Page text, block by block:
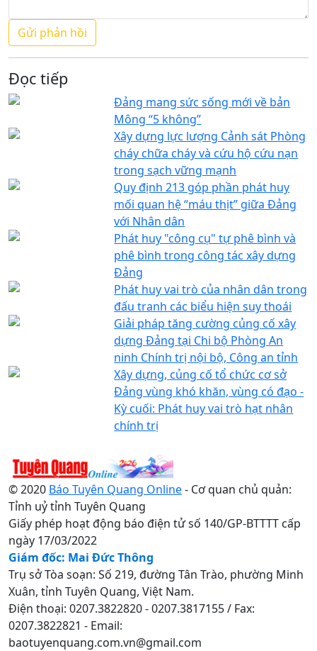
Đọc tiếp
Đảng mang sức sống mới về bản
Mông “5 không”
Xây dựng lực lượng Cảnh sát Phòng
cháy chữa cháy và cứu hộ cứu nạn
trong sạch vững mạnh
Quy định 213 góp phần phát huy
mối quan hệ “máu thịt” giữa Đảng
với Nhân dân
Phát huy "công cụ" tự phê bình và
phê bình trong công tác xây dựng
Đảng
Phát huy vai trò của nhân dân trong
đấu tranh các biểu hiện suy thoái
Giải pháp tăng cường củng cố xây
dựng Đảng tại Chi bộ Phòng An
ninh Chính trị nội bộ, Công an tỉnh
Xây dựng, củng cố tổ chức cơ sở
Đảng vùng khó khăn, vùng có đạo -
Kỳ cuối: Phát huy vai trò hạt nhân
chính trị
© 2020 Báo Tuyên Quang Online- Cơ quan chủ quản:
Tỉnh uỷ tỉnh Tuyên Quang
Giấy phép hoạt động báo điện tử số 140/GP-BTTTT cấp
ngày 17/03/2022
Giám đốc: Mai Đức Thông
Trụ sở Tòa soạn: Số 219, đường Tân Trào, phường Minh
Xuân, tỉnh Tuyên Quang, Việt Nam.
Điện thoại: 0207.3822820 - 0207.3817155 / Fax:
0207.3822821 - Email:
baotuyenquang.com.vn@gmail.com